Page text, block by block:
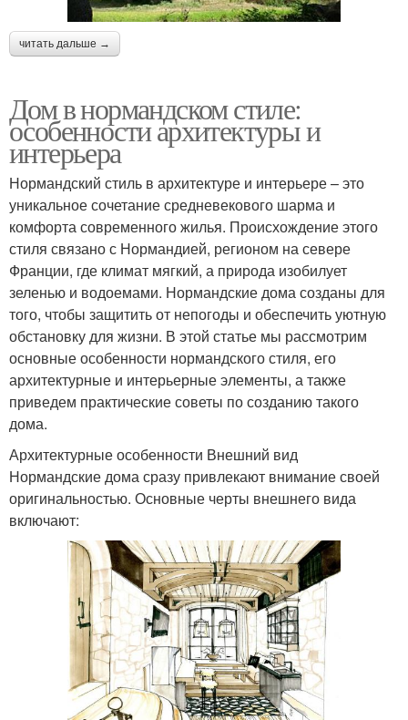
читать дальше →
Дом в нормандском стиле:
особенности архитектуры и
интерьера
Нормандский стиль в архитектуре и интерьере – это
уникальное сочетание средневекового шарма и
комфорта современного жилья. Происхождение этого
стиля связано с Нормандией, регионом на севере
Франции, где климат мягкий, а природа изобилует
зеленью и водоемами. Нормандские дома созданы для
того, чтобы защитить от непогоды и обеспечить уютную
обстановку для жизни. В этой статье мы рассмотрим
основные особенности нормандского стиля, его
архитектурные и интерьерные элементы, а также
приведем практические советы по созданию такого
дома.
Архитектурные особенности Внешний вид
Нормандские дома сразу привлекают внимание своей
оригинальностью. Основные черты внешнего вида
включают: